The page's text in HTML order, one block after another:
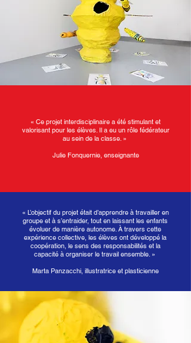
« Ce projet interdisciplinaire a été stimulant et
valorisant pour les élèves. Il a eu un rôle fédérateur
au sein de la classe. »
Julie Fonquernie, enseignante
« L’objectif du projet était d’apprendre à travailler en
groupe et à s’entraider, tout en laissant les enfants
évoluer de manière autonome. À travers cette
expérience collective, les élèves ont développé la
coopération, le sens des responsabilités et la
capacité à organiser le travail ensemble. »
Marta Panzacchi, illustratrice et plasticienne